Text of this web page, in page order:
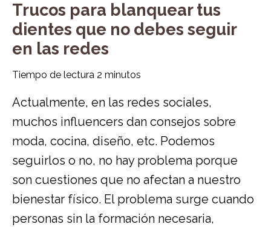
Trucos para blanquear tus
dientes que no debes seguir
en las redes
Tiempo de lectura 2 minutos
Actualmente, en las redes sociales,
muchos influencers dan consejos sobre
moda, cocina, diseño, etc. Podemos
seguirlos o no, no hay problema porque
son cuestiones que no afectan a nuestro
bienestar físico. El problema surge cuando
personas sin la formación necesaria,